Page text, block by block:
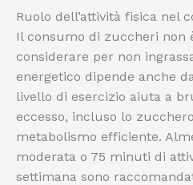
Ruolo dell’attività fisica nel
Il consumo di zuccheri non
considerare per non
energetico dipende anche
livello di esercizio aiuta a
eccesso, incluso lo
metabolismo efficiente.
moderata o 75 minuti di
settimana sono